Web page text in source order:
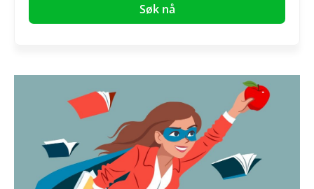
Søk nå